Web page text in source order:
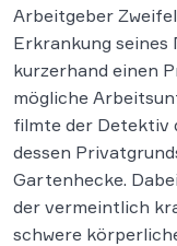
Arbeitgeber
Erkrankung
kurzerhand einen
mögliche
filmte der Detektiv
dessen
Gartenhecke.
der vermeintlich
schwere